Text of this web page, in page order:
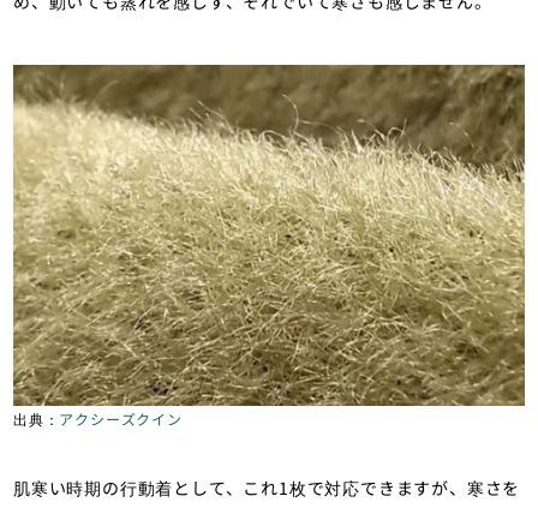
出典： アクシーズクイン
肌寒い時期の行動着として、これ1枚で対応できますが、寒さを